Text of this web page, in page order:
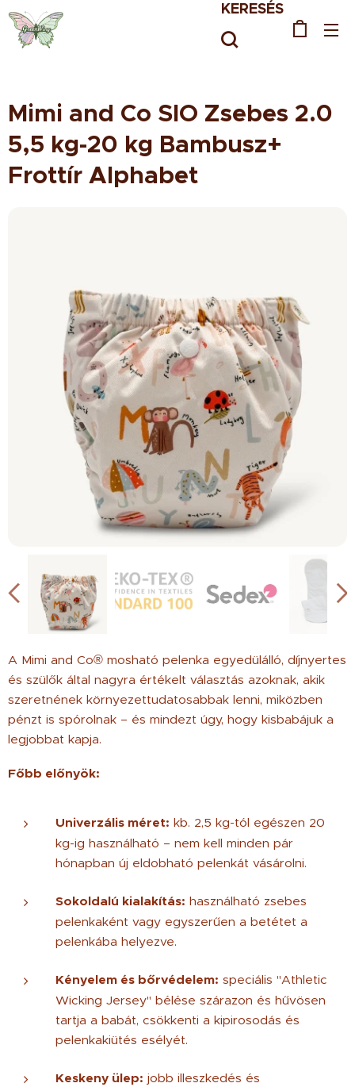
KERESÉS
Mimi and Co SIO Zsebes 2.0
5,5 kg-20 kg Bambusz+
Frottír Alphabet
A Mimi and Co® mosható pelenka egyedülálló, díjnyertes
és szülők által nagyra értékelt választás azoknak, akik
szeretnének környezettudatosabbak lenni, miközben
pénzt is spórolnak – és mindezt úgy, hogy kisbabájuk a
legjobbat kapja.
Főbb előnyök:
Univerzális méret: kb. 2,5 kg-tól egészen 20
kg-ig használható – nem kell minden pár
hónapban új eldobható pelenkát vásárolni.
Sokoldalú kialakítás: használható zsebes
pelenkaként vagy egyszerűen a betétet a
pelenkába helyezve.
Kényelem és bőrvédelem: speciális "Athletic
Wicking Jersey" bélése szárazon és hűvösen
tartja a babát, csökkenti a kipirosodás és
pelenkakiütés esélyét.
Keskeny ülep: jobb illeszkedés és